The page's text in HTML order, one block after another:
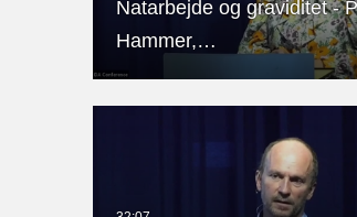
Natarbejde og graviditet -
Hammer,…